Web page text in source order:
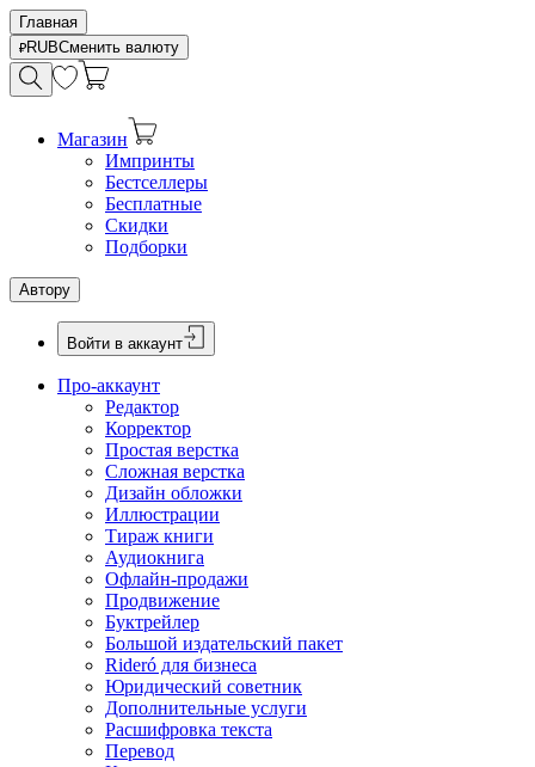
Главная
RUBСменить валюту
Магазин
Импринты
Бестселлеры
Бесплатные
Скидки
Подборки
Автору
Войти в аккаунт
Про-аккаунт
Редактор
Корректор
Простая верстка
Сложная верстка
Дизайн обложки
Иллюстрации
Тираж книги
Аудиокнига
Офлайн-продажи
Продвижение
Буктрейлер
Большой издательский пакет
Rideró для бизнеса
Юридический советник
Дополнительные услуги
Расшифровка текста
Перевод